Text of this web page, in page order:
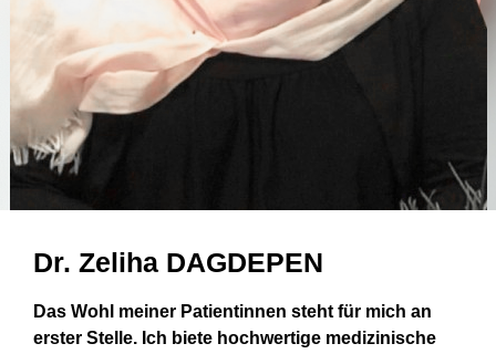
Dr. Zeliha DAGDEPEN
Das Wohl meiner Patientinnen steht für mich an
erster Stelle. Ich biete hochwertige medizinische